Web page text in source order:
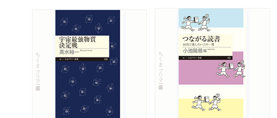
ちくまプリマー新書 ちくまプリマー新書